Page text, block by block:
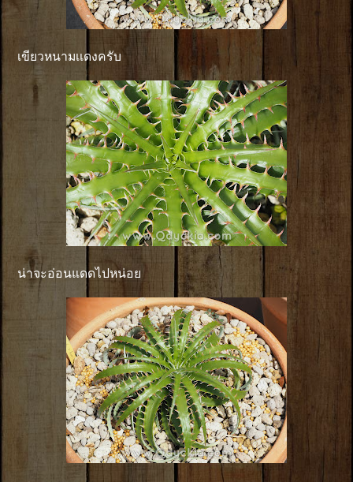
เขียวหนามเเดงครับ
น่าจะอ่อนแดดไปหน่อย